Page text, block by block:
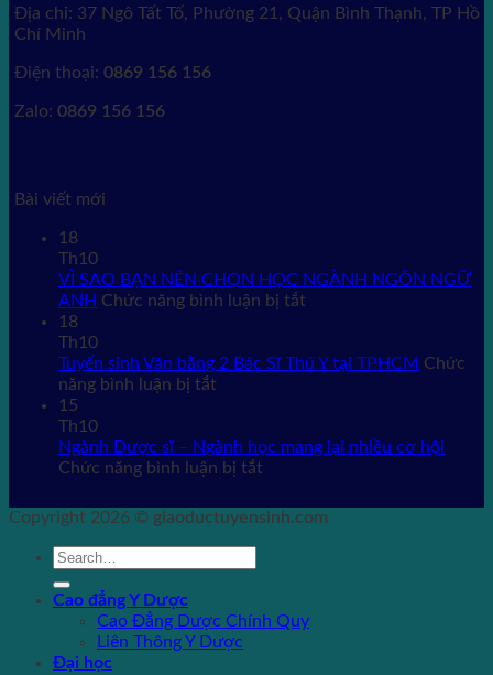
Địa chỉ: 37 Ngô Tất Tố, Phường 21, Quận Bình Thạnh, TP Hồ
Chí Minh
Điện thoại: 0869 156 156
Zalo: 0869 156 156
Bài viết mới
18
Th10
VÌ SAO BẠN NÊN CHỌN HỌC NGÀNH NGÔN NGỮ
ANH Chức năng bình luận bị tắt
BẠN
NGÀNH
ANH
18
Th10
Tuyển sinh Văn bằng 2 Bác Sĩ Thú Y tại TPHCM Chức
năng bình luận bị tắt
Văn
bằng
Bác
Sĩ
Thú
Y
TPHCM
15
Th10
Ngành Dược sĩ – Ngành học mang lại nhiều cơ hội
Chức năng bình luận bị tắt
Dược
sĩ
mang
lại
Copyright 2026 © giaoductuyensinh.com
Cao đẳng Y Dược
Cao Đẳng Dược Chính Quy
Liên Thông Y Dược
Đại học